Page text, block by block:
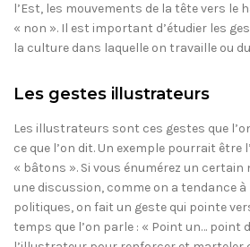
l’Est, les mouvements de la tête vers le
« non ». Il est important d’étudier les
la culture dans laquelle on travaille ou
Les gestes illustrateurs
Les illustrateurs sont ces gestes que
ce que l’on dit. Un exemple pourrait être
« bâtons ». Si vous énumérez un
une discussion, comme on a tendance
politiques, on fait un geste qui pointe
temps que l’on parle : « Point un… point